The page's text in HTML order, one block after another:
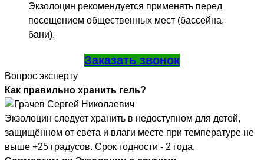
Экзолоцин рекомендуется применять перед
посещением общественных мест (бассейна,
бани).
Заказать звонок
Вопрос эксперту
Как правильно хранить гель?
Экзолоцин следует хранить в недоступном для детей,
защищённом от света и влаги месте при температуре не
выше +25 градусов. Срок годности - 2 года.